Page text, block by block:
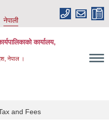
नेपाली
कार्यालय,
नेपाल ।
and Fees